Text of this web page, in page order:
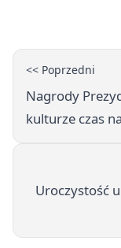
<< Poprzedni
Nagrody
kulturze czas
Uroczystość